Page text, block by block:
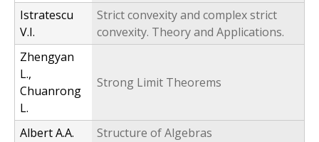
Istratescu
V.I.
Strict convexity and complex strict
convexity. Theory and Applications.
Zhengyan
L.,
Chuanrong
L.
Strong Limit Theorems
Albert A.A. Structure of Algebras